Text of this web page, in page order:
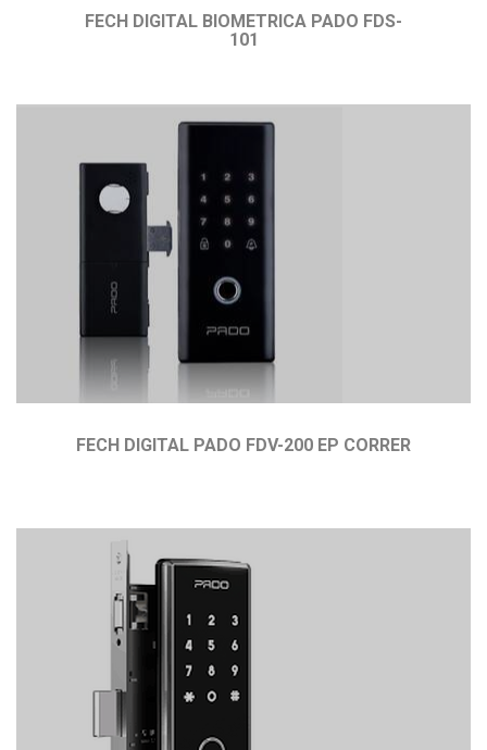
FECH DIGITAL BIOMETRICA PADO FDS-
101
FECH DIGITAL PADO FDV-200 EP CORRER